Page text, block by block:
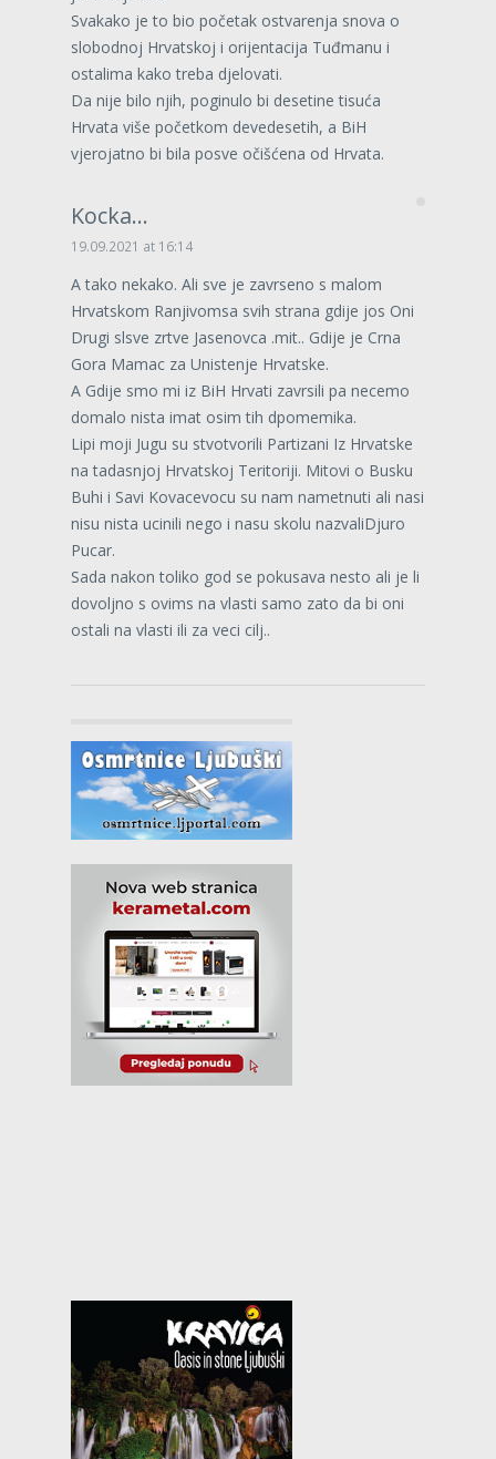
Svakako je to bio početak ostvarenja snova o
slobodnoj Hrvatskoj i orijentacija Tuđmanu i
ostalima kako treba djelovati.
Da nije bilo njih, poginulo bi desetine tisuća
Hrvata više početkom devedesetih, a BiH
vjerojatno bi bila posve očišćena od Hrvata.
Kocka...
19.09.2021 at 16:14
A tako nekako. Ali sve je zavrseno s malom
Hrvatskom Ranjivomsa svih strana gdije jos Oni
Drugi slsve zrtve Jasenovca .mit.. Gdije je Crna
Gora Mamac za Unistenje Hrvatske.
A Gdije smo mi iz BiH Hrvati zavrsili pa necemo
domalo nista imat osim tih dpomemika.
Lipi moji Jugu su stvotvorili Partizani Iz Hrvatske
na tadasnjoj Hrvatskoj Teritoriji. Mitovi o Busku
Buhi i Savi Kovacevocu su nam nametnuti ali nasi
nisu nista ucinili nego i nasu skolu nazvaliDjuro
Pucar.
Sada nakon toliko god se pokusava nesto ali je li
dovoljno s ovims na vlasti samo zato da bi oni
ostali na vlasti ili za veci cilj..